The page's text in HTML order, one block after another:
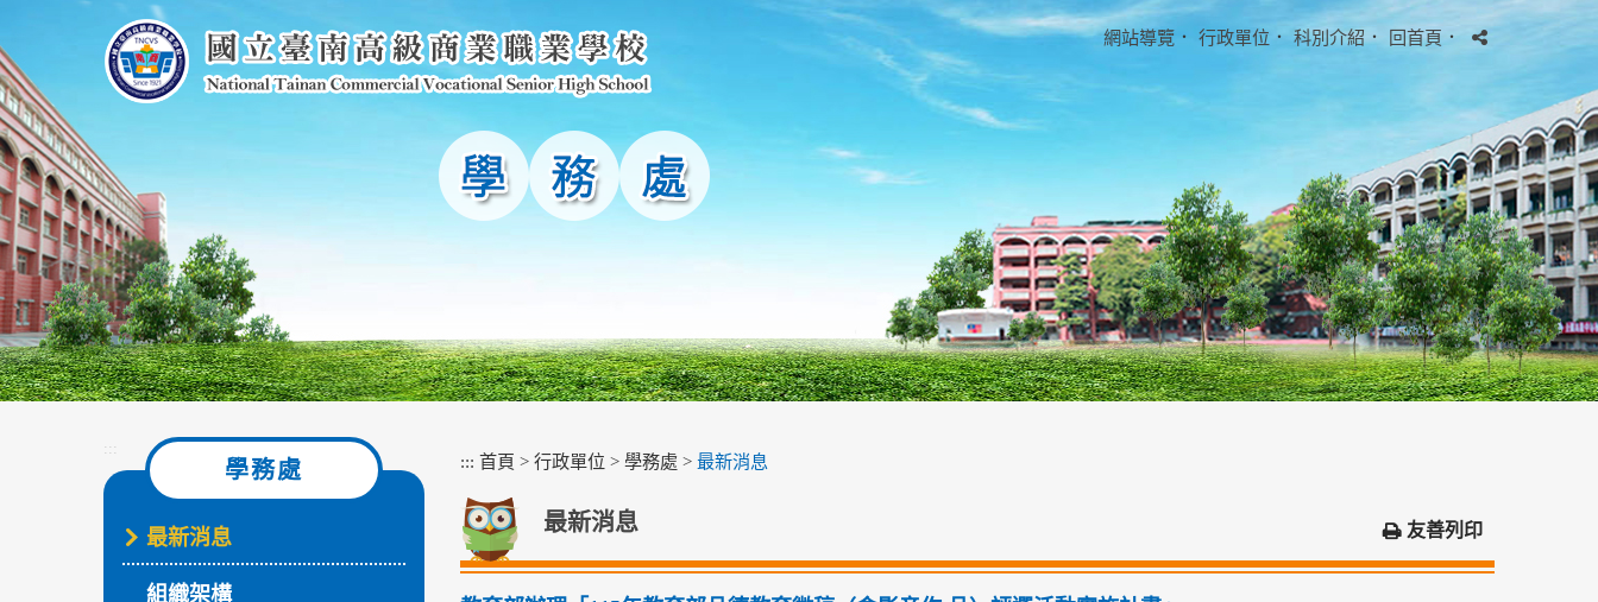
主
要
內
容
區
塊
網站導覽 ． 行政單位 ． 科別介紹． 回首頁．
:::
學務處
最新消息
組織架構
::: 首頁 > 行政單位 > 學務處 > 最新消息
最新消息 友善列印